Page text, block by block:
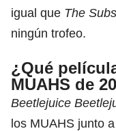
igual que The
ningún trofeo.
¿Qué
MUAHS de
Beetlejuice
los MUAHS junto a